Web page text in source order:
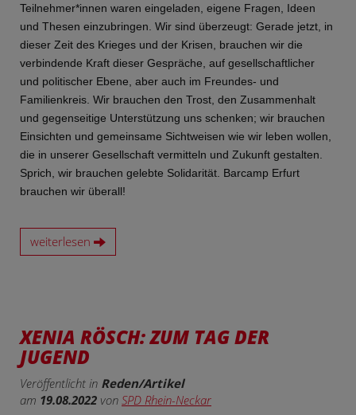
Teilnehmer*innen waren eingeladen, eigene Fragen, Ideen
und Thesen einzubringen. Wir sind überzeugt: Gerade jetzt, in
dieser Zeit des Krieges und der Krisen, brauchen wir die
verbindende Kraft dieser Gespräche, auf gesellschaftlicher
und politischer Ebene, aber auch im Freundes- und
Familienkreis. Wir brauchen den Trost, den Zusammenhalt
und gegenseitige Unterstützung uns schenken; wir brauchen
Einsichten und gemeinsame Sichtweisen wie wir leben wollen,
die in unserer Gesellschaft vermitteln und Zukunft gestalten.
Sprich, wir brauchen gelebte Solidarität. Barcamp Erfurt
brauchen wir überall!
weiterlesen
XENIA RÖSCH: ZUM TAG DER
JUGEND
Veröffentlicht in Reden/Artikel
am 19.08.2022 von SPD Rhein-Neckar